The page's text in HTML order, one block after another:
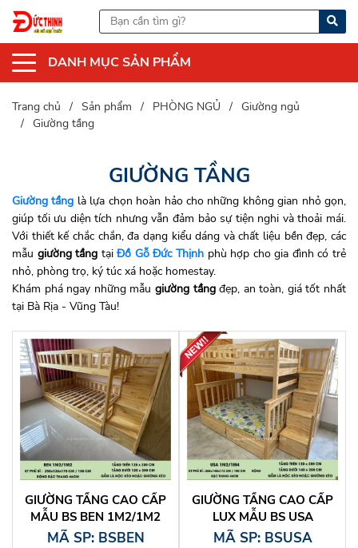
DANH MỤC SẢN PHẨM
Trang chủ Sản phẩm PHÒNG NGỦ
Giường ngủ
Giường tầng
GIƯỜNG TẦNG
Giường tầng là lựa chọn hoàn hảo cho những không gian nhỏ gọn,
giúp tối ưu diện tích nhưng vẫn đảm bảo sự tiện nghi và thoải mái.
Với thiết kế chắc chắn, đa dạng kiểu dáng và chất liệu bền đẹp, các
mẫu giường tầng tạiĐồ Gỗ Đức Thịnh phù hợp cho gia đình có trẻ
nhỏ, phòng trọ, ký túc xá hoặc homestay.
Khám phá ngay những mẫu giường tầngđẹp, an toàn, giá tốt nhất
tại Bà Rịa - Vũng Tàu!
GIƯỜNG TẦNG CAO CẤP
MẪU BS BEN 1M2/1M2
MÃ SP: BSBEN
GIƯỜNG TẦNG CAO CẤP
LUX MẪU BS USA
1M2/1M4
MÃ SP: BSUSA